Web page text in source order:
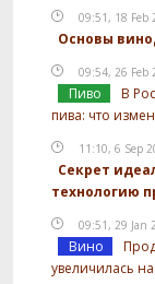
09:51, 18 Feb
Основы
09:54, 26 Feb
Пиво
В
пива: что
11:10, 6 Sep
Секрет
технологию
09:51, 29 Jan
Вино
увеличилась